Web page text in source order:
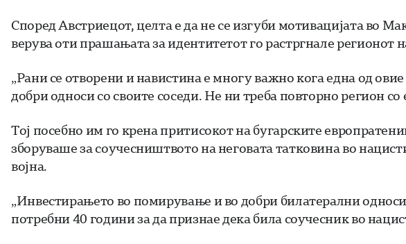
Според Австриецот, целта е да не се изгуби мотивацијата во
верува оти прашањата за идентитетот го растргнале регионот
„Рани се отворени и навистина е многу важно кога една од
добри односи со своите соседи. Не ни треба повторно регион
Тој посебно им го крена притисокот на бугарските
зборуваше за соучесништвото на неговата татковина во
војна.
„Инвестирањето во помирување и во добри билатерални
потребни 40 години за да признае дека била соучесник во